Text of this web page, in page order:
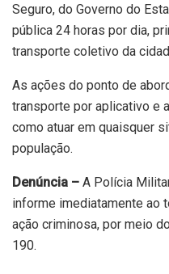
Seguro, do Governo do
pública 24 horas por dia,
transporte coletivo da
As ações do ponto de
transporte por aplicativo e
como atuar em quaisquer
população.
Denúncia – A Polícia
informe imediatamente ao
ação criminosa, por meio
190.